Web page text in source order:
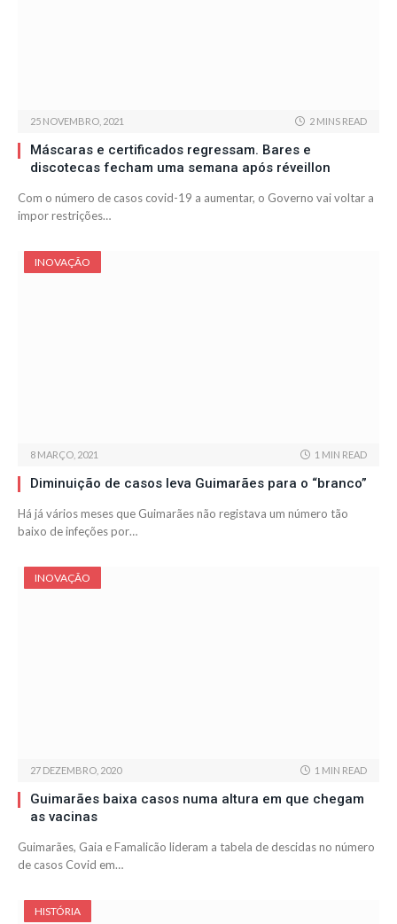
25 NOVEMBRO, 2021 2 MINS READ
Máscaras e certificados regressam. Bares e
discotecas fecham uma semana após réveillon
Com o número de casos covid-19 a aumentar, o Governo vai voltar a
impor restrições…
INOVAÇÃO
8 MARÇO, 2021 1 MIN READ
Diminuição de casos leva Guimarães para o “branco”
Há já vários meses que Guimarães não registava um número tão
baixo de infeções por…
INOVAÇÃO
27 DEZEMBRO, 2020 1 MIN READ
Guimarães baixa casos numa altura em que chegam
as vacinas
Guimarães, Gaia e Famalicão lideram a tabela de descidas no número
de casos Covid em…
HISTÓRIA